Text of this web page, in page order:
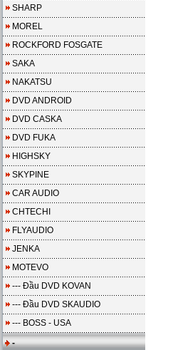
SHARP
MOREL
ROCKFORD FOSGATE
SAKA
NAKATSU
DVD ANDROID
DVD CASKA
DVD FUKA
HIGHSKY
SKYPINE
CAR AUDIO
CHTECHI
FLYAUDIO
JENKA
MOTEVO
--- Đầu DVD KOVAN
--- Đầu DVD SKAUDIO
--- BOSS - USA
-